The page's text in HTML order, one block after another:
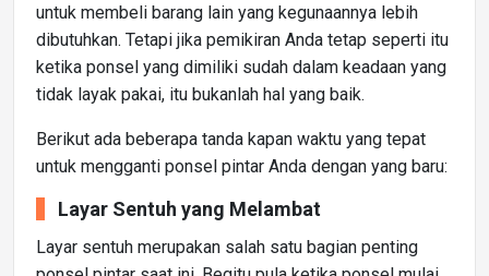
untuk membeli barang lain yang kegunaannya lebih
dibutuhkan. Tetapi jika pemikiran Anda tetap seperti itu
ketika ponsel yang dimiliki sudah dalam keadaan yang
tidak layak pakai, itu bukanlah hal yang baik.
Berikut ada beberapa tanda kapan waktu yang tepat
untuk mengganti ponsel pintar Anda dengan yang baru:
Layar Sentuh yang Melambat
Layar sentuh merupakan salah satu bagian penting